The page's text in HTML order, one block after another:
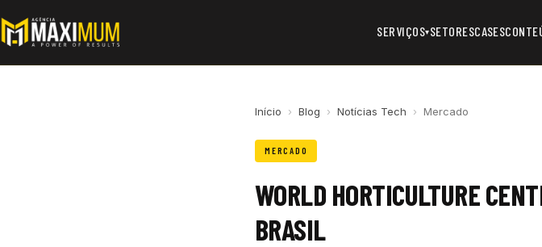
SERVIÇOS▾SETORESCASES
Início › Blog › Notícias Tech › Mercado
MERCADO
WORLD HORTICULTURE
BRASIL